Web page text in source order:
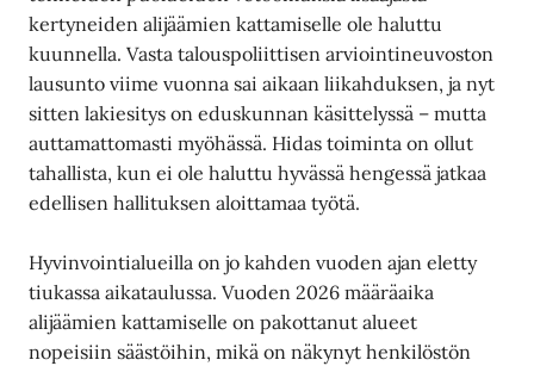
kertyneiden alijäämien kattamiselle ole haluttu
kuunnella. Vasta talouspoliittisen arviointineuvoston
lausunto viime vuonna sai aikaan liikahduksen, ja nyt
sitten lakiesitys on eduskunnan käsittelyssä – mutta
auttamattomasti myöhässä. Hidas toiminta on ollut
tahallista, kun ei ole haluttu hyvässä hengessä jatkaa
edellisen hallituksen aloittamaa työtä.
Hyvinvointialueilla on jo kahden vuoden ajan eletty
tiukassa aikataulussa. Vuoden 2026 määräaika
alijäämien kattamiselle on pakottanut alueet
nopeisiin säästöihin, mikä on näkynyt henkilöstön